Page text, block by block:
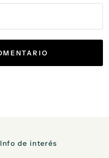
Info de interés